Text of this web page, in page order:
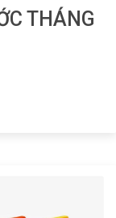
THÁNG